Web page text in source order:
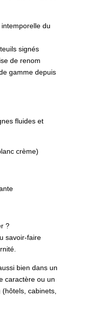
du
signés
de renom
gamme depuis
fluides et
crème)
?
savoir-faire
bien dans un
caractère ou un
cabinets,